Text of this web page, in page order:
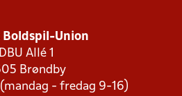
Boldspil-Union
DBU Allé 1
Brøndby
(mandag - fredag 9-16)